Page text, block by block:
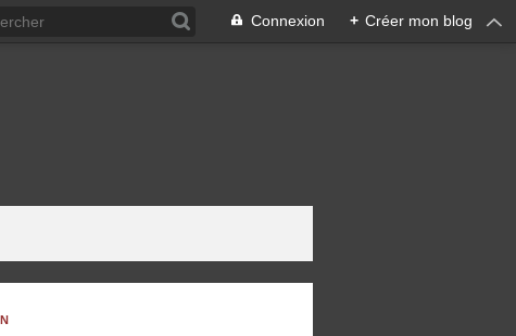
Connexion + Créer mon blog